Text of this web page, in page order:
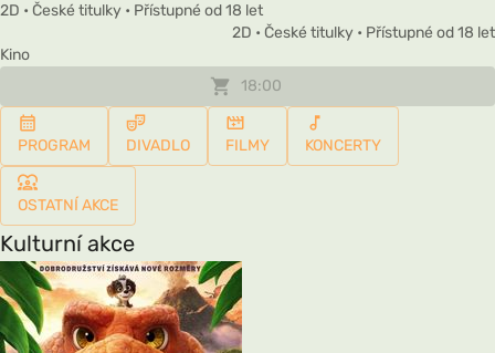
2D • České titulky • Přístupné od 18 let
2D • České titulky • Přístupné od 18 let
Kino
18:00
PROGRAM DIVADLO FILMY KONCERTY
OSTATNÍ AKCE
Kulturní akce